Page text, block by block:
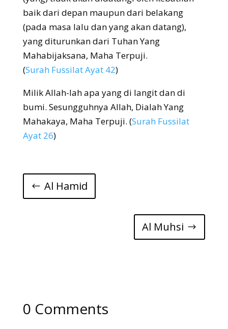
baik dari depan maupun dari belakang
(pada masa lalu dan yang akan datang),
yang diturunkan dari Tuhan Yang
Mahabijaksana, Maha Terpuji.
(Surah Fussilat Ayat 42)
Milik Allah-lah apa yang di langit dan di
bumi. Sesungguhnya Allah, Dialah Yang
Mahakaya, Maha Terpuji. (Surah Fussilat
Ayat 26)
Al Hamid
Al Muhsi
0 Comments